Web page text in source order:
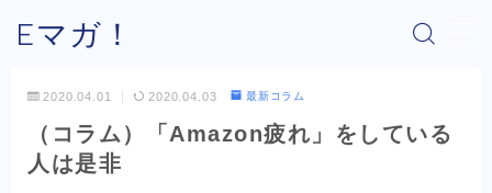
Eマガ！
Eマガ！とは？
2020.04.01 2020.04.03 最新コラム
（コラム）「Amazon疲れ」をしている
人は是非